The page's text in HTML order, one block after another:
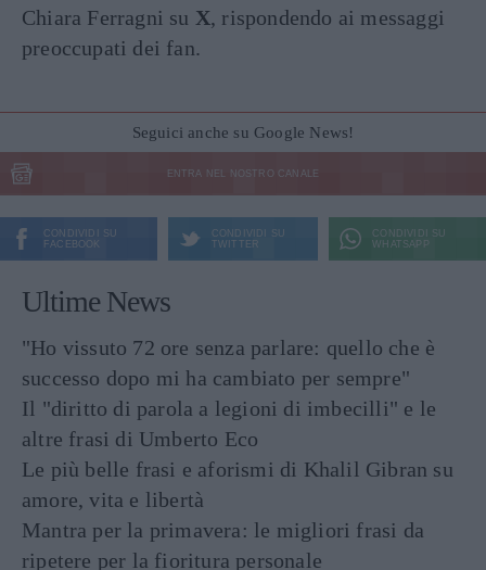
Chiara Ferragni su X, rispondendo ai messaggi
preoccupati dei fan.
Seguici anche su Google News!
ENTRA NEL NOSTRO CANALE
CONDIVIDI SU
FACEBOOK
CONDIVIDI SU
TWITTER
CONDIVIDI SU
WHATSAPP
Ultime News
"Ho vissuto 72 ore senza parlare: quello che è
successo dopo mi ha cambiato per sempre"
Il "diritto di parola a legioni di imbecilli" e le
altre frasi di Umberto Eco
Le più belle frasi e aforismi di Khalil Gibran su
amore, vita e libertà
Mantra per la primavera: le migliori frasi da
ripetere per la fioritura personale